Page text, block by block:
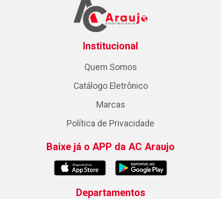
Institucional
Quem Somos
Catálogo Eletrônico
Marcas
Política de Privacidade
Baixe já o APP da AC Araujo
Departamentos